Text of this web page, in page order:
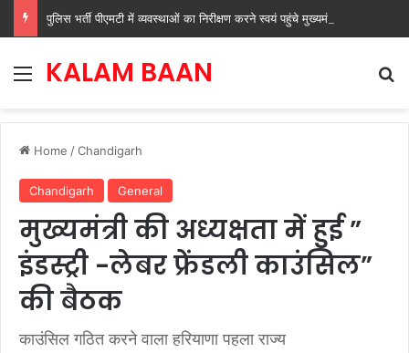
Menu
KALAM BAAN
Home /Chandigarh
Chandigarh General
मुख्यमंत्री की अध्यक्षता में हुई ”
इंडस्ट्री -लेबर फ्रेंडली काउंसिल”
की बैठक
काउंसिल गठित करने वाला हरियाणा पहला राज्य